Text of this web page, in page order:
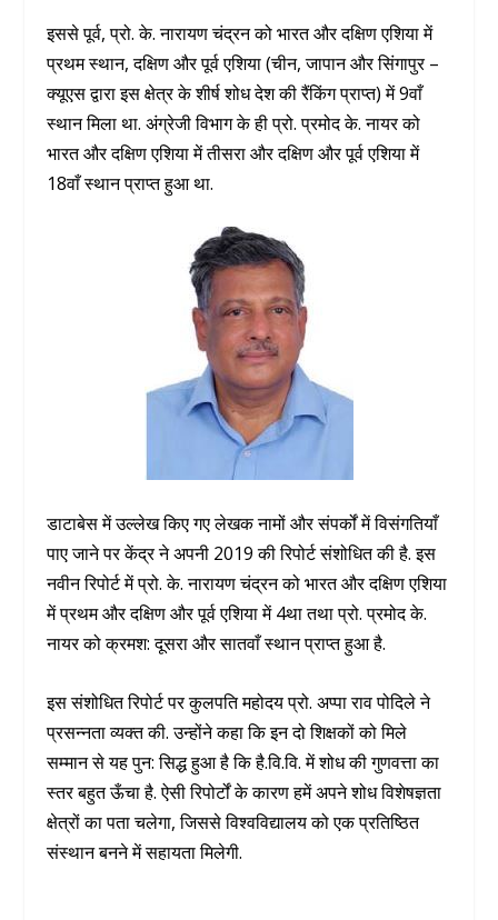
इससे पूर्व, प्रो. के. नारायण चंद्रन को भारत और दक्षिण एशिया में
प्रथम स्थान, दक्षिण और पूर्व एशिया (चीन, जापान और सिंगापुर –
क्यूएस द्वारा इस क्षेत्र के शीर्ष शोध देश की रैंकिंग प्राप्त) में 9वाँ
स्थान मिला था. अंग्रेजी विभाग के ही प्रो. प्रमोद के. नायर को
भारत और दक्षिण एशिया में तीसरा और दक्षिण और पूर्व एशिया में
18वाँ स्थान प्राप्त हुआ था.
डाटाबेस में उल्लेख किए गए लेखक नामों और संपर्कों में विसंगतियाँ
पाए जाने पर केंद्र ने अपनी 2019 की रिपोर्ट संशोधित की है. इस
नवीन रिपोर्ट में प्रो. के. नारायण चंद्रन को भारत और दक्षिण एशिया
में प्रथम और दक्षिण और पूर्व एशिया में 4था तथा प्रो. प्रमोद के.
नायर को क्रमश: दूसरा और सातवाँ स्थान प्राप्त हुआ है.
इस संशोधित रिपोर्ट पर कुलपति महोदय प्रो. अप्पा राव पोदिले ने
प्रसन्नता व्यक्त की. उन्होंने कहा कि इन दो शिक्षकों को मिले
सम्मान से यह पुन: सिद्ध हुआ है कि है.वि.वि. में शोध की गुणवत्ता का
स्तर बहुत ऊँचा है. ऐसी रिपोर्टों के कारण हमें अपने शोध विशेषज्ञता
क्षेत्रों का पता चलेगा, जिससे विश्वविद्यालय को एक प्रतिष्ठित
संस्थान बनने में सहायता मिलेगी.